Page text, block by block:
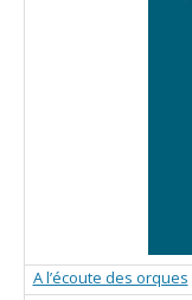
A l’écoute des orques